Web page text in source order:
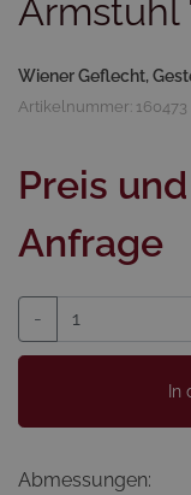
Armstuhl
Wiener Geflecht,
Artikelnummer: 160473
Preis
Anfrage
-
In
Abmessungen: